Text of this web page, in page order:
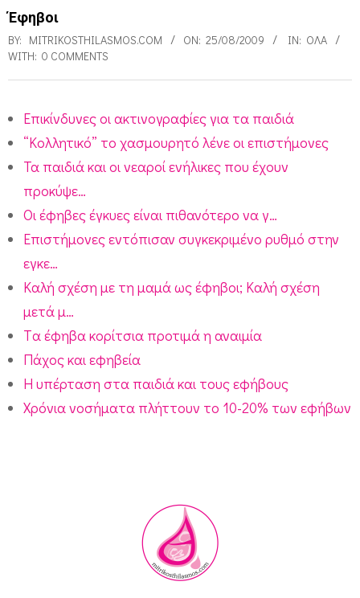
Έφηβοι
BY: MITRIKOSTHILASMOS.COM ON: 25/08/2009 IN: ΌΛΑ
WITH: 0 COMMENTS
Έ
φ
β
ο
Επικίνδυνες οι ακτινογραφίες για τα παιδιά
“Κολλητικό” το χασμουρητό λένε οι επιστήμονες
Τα παιδιά και οι νεαροί ενήλικες που έχουν
προκύψε…
Οι έφηβες έγκυες είναι πιθανότερο να γ…
Επιστήμονες εντόπισαν συγκεκριμένο ρυθμό στην
εγκε…
Καλή σχέση με τη μαμά ως έφηβοι; Καλή σχέση
μετά μ…
Tα έφηβα κορίτσια προτιμά η αναιμία
Πάχος και εφηβεία
H υπέρταση στα παιδιά και τους εφήβους
Χρόνια νοσήματα πλήττουν το 10-20% των εφήβων